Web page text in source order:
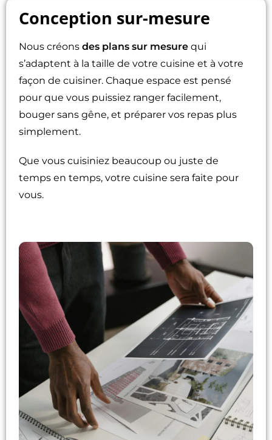
Conception sur-mesure
Nous créonsdes plans sur mesure qui
s’adaptent à la taille de votre cuisine et à votre
façon de cuisiner. Chaque espace est pensé
pour que vous puissiez ranger facilement,
bouger sans gêne, et préparer vos repas plus
simplement.
Que vous cuisiniez beaucoup ou juste de
temps en temps, votre cuisine sera faite pour
vous.